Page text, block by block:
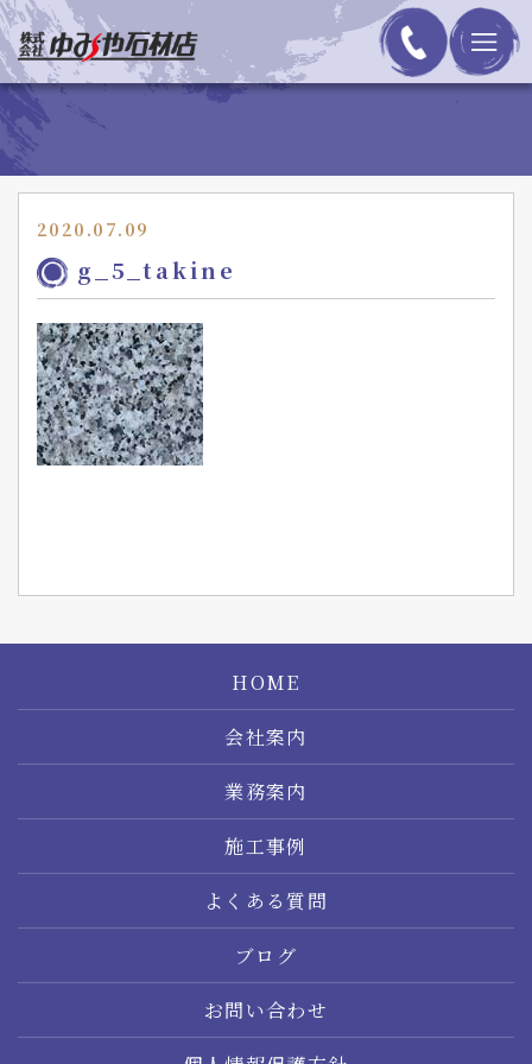
2020.07.09
g_5_takine
HOME
会社案内
業務案内
施工事例
よくある質問
ブログ
お問い合わせ